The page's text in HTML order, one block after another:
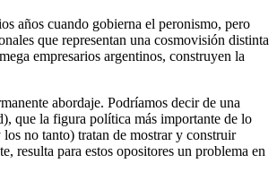
años cuando gobierna el peronismo, pero
que representan una cosmovisión distinta
empresarios argentinos, construyen la
abordaje. Podríamos decir de una
que la figura política más importante de lo
no tanto) tratan de mostrar y construir
resulta para estos opositores un problema en